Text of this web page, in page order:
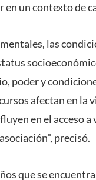
un contexto de
las
poder y
afectan en la
en el acceso
precisó.
que se